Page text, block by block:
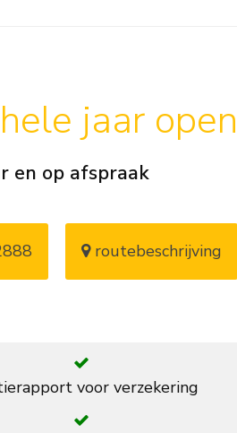
jaar open
en op afspraak
routebeschrijving
voor verzekering